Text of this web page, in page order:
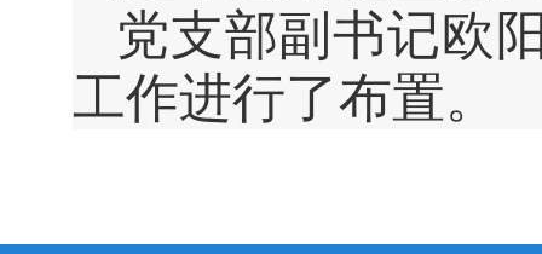
党支部副书记欧
工作进行了布置。